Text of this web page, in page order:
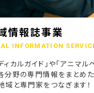
情報誌事業
INFORMATION
ィカルガイド」や「アニマル
分野の専門情報をまとめ
域と専門家をつなぎます！